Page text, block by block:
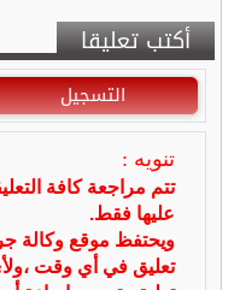
أكتب تعليقا
التسجيل
تنويه :
تتم مراجعة كافة
عليها فقط.
ويحتفظ موقع وكالة
تعليق في أي وقت